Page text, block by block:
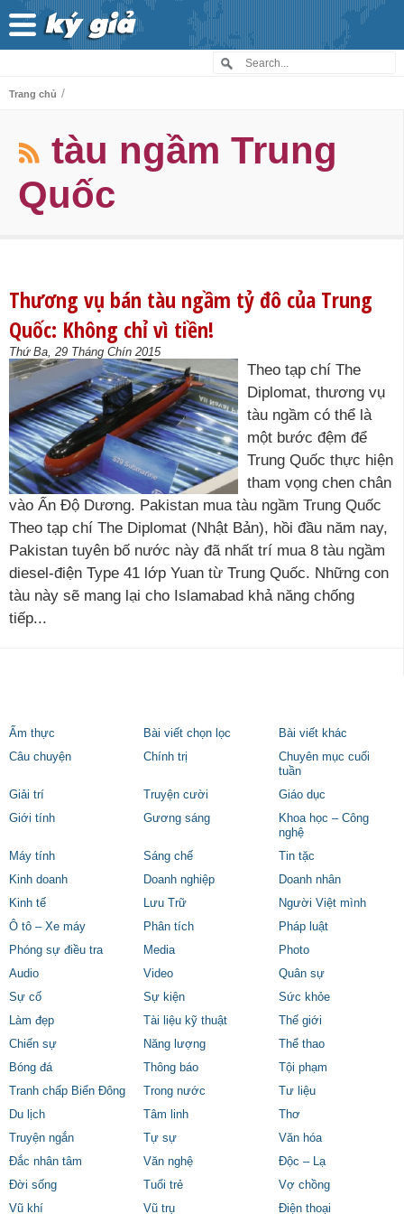
Trang chủ /
tàu ngầm Trung
Quốc
Thương vụ bán tàu ngầm tỷ đô của Trung
Quốc: Không chỉ vì tiền!
Thứ Ba, 29 Tháng Chín 2015
Theo tạp chí The
Diplomat, thương vụ
tàu ngầm có thể là
một bước đệm để
Trung Quốc thực hiện
tham vọng chen chân
vào Ấn Độ Dương. Pakistan mua tàu ngầm Trung Quốc
Theo tạp chí The Diplomat (Nhật Bản), hồi đầu năm nay,
Pakistan tuyên bố nước này đã nhất trí mua 8 tàu ngầm
diesel-điện Type 41 lớp Yuan từ Trung Quốc. Những con
tàu này sẽ mang lại cho Islamabad khả năng chống
tiếp...
Ẩm thực Bài viết chọn lọc
Bài viết khác
Câu chuyện
Chính trị
Chuyên mục cuối
tuần
Giải trí
Truyện cười
Giáo dục
Giới tính
Gương sáng
Khoa học – Công
nghệ
Máy tính
Sáng chế
Tin tặc
Kinh doanh
Doanh nghiệp
Doanh nhân
Kinh tế
Lưu Trữ
Người Việt mình
Ô tô – Xe máy
Phân tích
Pháp luật
Phóng sự điều tra
Media
Photo
Audio
Video
Quân sự
Sự cố
Sự kiện
Sức khỏe
Làm đẹp
Tài liệu kỹ thuật
Thế giới
Chiến sự
Năng lượng
Thể thao
Bóng đá
Thông báo
Tội phạm
Tranh chấp Biển Đông
Trong nước
Tư liệu
Du lịch
Tâm linh
Thơ
Truyện ngắn
Tự sự
Văn hóa
Đắc nhân tâm
Văn nghệ
Độc – Lạ
Đời sống
Tuổi trẻ
Vợ chồng
Vũ khí
Vũ trụ Điện thoại